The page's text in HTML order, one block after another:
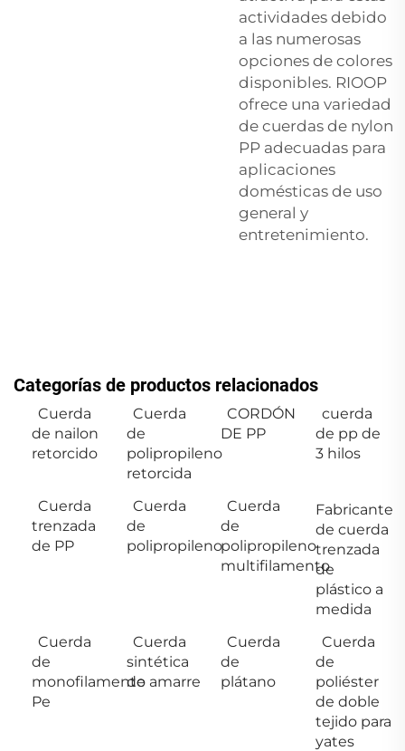
actividades debido
a las numerosas
opciones de colores
disponibles. RIOOP
ofrece una variedad
de cuerdas de nylon
PP adecuadas para
aplicaciones
domésticas de uso
general y
entretenimiento.
Categorías de productos relacionados
Cuerda
de nailon
retorcido
Cuerda
de
polipropileno
retorcida
CORDÓN
DE PP
cuerda
de pp de
3 hilos
Cuerda
trenzada
de PP
Cuerda
de
polipropileno
Cuerda
de
polipropileno
multifilamento
Fabricante
de cuerda
trenzada
de
plástico a
medida
Cuerda
de
monofilamento
Pe
Cuerda
sintética
de amarre
Cuerda
de
plátano
Cuerda
de
poliéster
de doble
tejido para
yates